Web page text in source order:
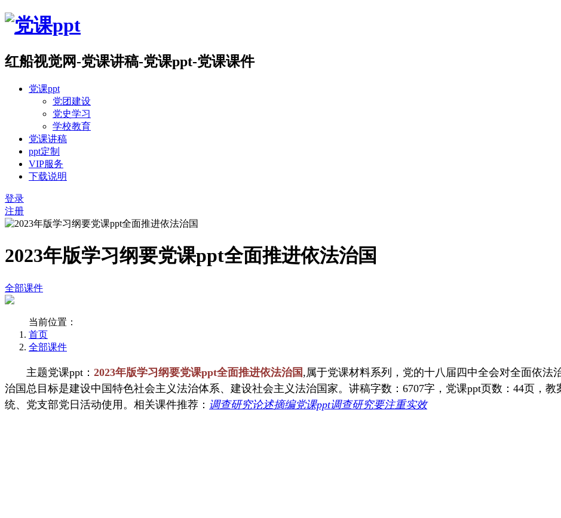
红船视觉网-党课讲稿-党课ppt-党课课件
党课ppt
党团建设
党史学习
学校教育
党课讲稿
ppt定制
VIP服务
下载说明
登录
注册
2023年版学习纲要党课ppt全面推进依法治国
全部课件
当前位置：
首页
全部课件
主题党课ppt： 2023年版学习纲要党课ppt全面推进依法治国 ,属于党课材料系列，党的十八届四中全会对全面依
治国总目标是建设中国特色社会主义法治体系、建设社会主义法治国家。讲稿字数：6707字，党课ppt页数：44页，
统、党支部党日活动使用。相关课件推荐： 调查研究论述摘编党课ppt调查研究要注重实效